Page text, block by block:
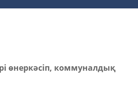
өнеркәсіп, коммуналдық